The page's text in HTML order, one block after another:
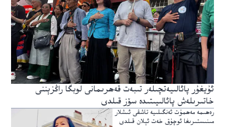
ئۇيغۇر پائالىيەتچىلەر تىبەت قەھرىمانى لوبگا راڭزېننى
خاتىرىلەش پائالىيىتىدە سۆز قىلدى
رەھىمە مەھمۇت ئەنگىلىيە تاشقى ئىشلار
مىنىستىرىغا ئوچۇق خەت ئېلان قىلدى